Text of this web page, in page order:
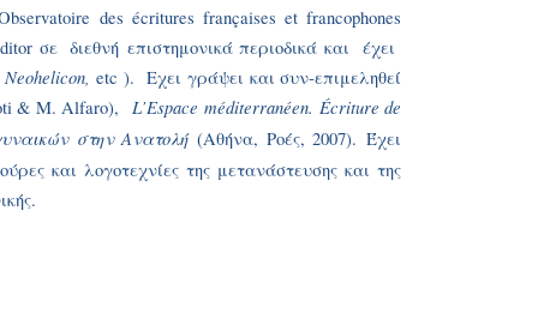
des écritures françaises et francophones
σε διεθνή επιστημονικά περιοδικάκαι
έχει
Νeohelicon,etc ).Εχει γράψει και συν-επιμεληθεί
& M. Alfaro),L’Espace méditerranéen. Écriture de
στην Ανατολή(Αθήνα, Ροές, 2007).Έχει
και λογοτεχνίες της μετανάστευσης και της